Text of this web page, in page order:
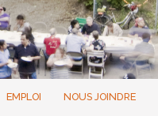
EMPLOI NOUS JOINDRE